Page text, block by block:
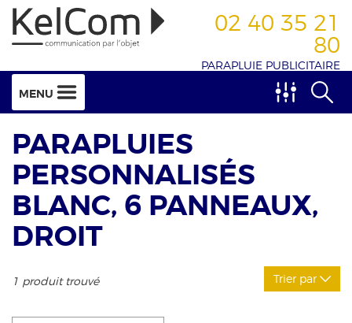
02 40 35 21
80
PARAPLUIE PUBLICITAIRE
MENU
PARAPLUIES
PERSONNALISÉS
BLANC, 6 PANNEAUX,
DROIT
1 produit trouvé Trier par